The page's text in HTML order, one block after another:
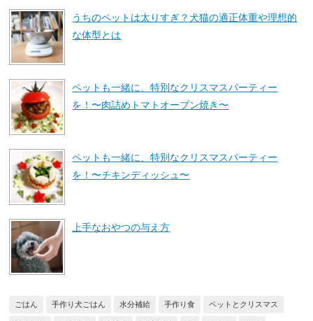
うちのペットは太りすぎ？犬猫の適正体重や理想的
な体型とは
ペットも一緒に、特別なクリスマスパーティー
を！〜肉詰めトマトオーブン焼き〜
ペットも一緒に、特別なクリスマスパーティー
を！〜チキンディッシュ〜
上手なおやつの与え方
ごはん 手作り犬ごはん 水分補給 手作り食 ペットとクリスマス